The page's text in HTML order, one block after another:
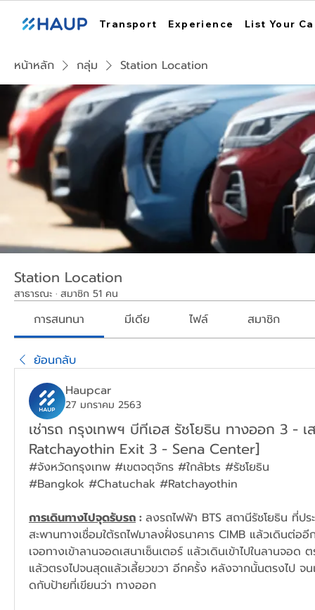
Transport Experience List Your
หน้าหลัก กลุ่ม Station Location
Station Location
สาธารณะ · สมาชิก 51 คน
การสนทนา มีเดีย ไฟล์ สมาชิก
ย้อนกลับ
Haupcar
27 มกราคม 2563
เช่ารถ กรุงเทพฯ บีทีเอส รัชโยธิน ทางออก 3 - เ
Ratchayothin Exit 3 - Sena Center]
#จังหวัดกรุงเทพ #เขตจตุจักร #ใกล้bts #รัชโยธิน
#Bangkok #Chatuchak #Ratchayothin
การเดินทางไปจุดรับรถ : ลงรถไฟฟ้า BTS สถานีรัชโยธิน ที่ป
สะพานทางเชื่อมใต้รถไฟมาลงฝั่งธนาคาร CIMB แล้วเดินต่อ
เจอทางเข้าลานจอดเสนาเซ็นเตอร์ แล้วเดินเข้าไปในลานจอด
แล้วตรงไปจนสุดแล้วเลี้ยวขวา อีกครั้ง หลังจากนั้นตรงไป จ
ดกับป้ายที่เขียนว่า ทางออก